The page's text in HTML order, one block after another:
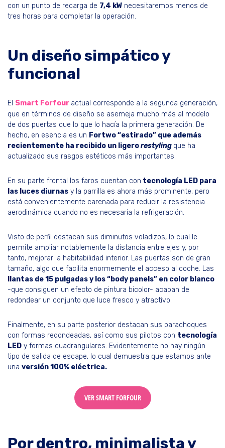
con un punto de recarga de 7,4 kW necesitaremos menos de
tres horas para completar la operación.
Un diseño simpático y
funcional
El Smart Forfour actual corresponde a la segunda generación,
que en términos de diseño se asemeja mucho más al modelo
de dos puertas que lo que lo hacía la primera generación. De
hecho, en esencia es un Fortwo “estirado” que además
recientemente ha recibido un ligerorestyling que ha
actualizado sus rasgos estéticos más importantes.
En su parte frontal los faros cuentan con tecnología LED para
las luces diurnas y la parrilla es ahora más prominente, pero
está convenientemente carenada para reducir la resistencia
aerodinámica cuando no es necesaria la refrigeración.
Visto de perfil destacan sus diminutos voladizos, lo cual le
permite ampliar notablemente la distancia entre ejes y, por
tanto, mejorar la habitabilidad interior. Las puertas son de gran
tamaño, algo que facilita enormemente el acceso al coche. Las
llantas de 15 pulgadas y los “body panels” en color blanco
-que consiguen un efecto de pintura bicolor- acaban de
redondear un conjunto que luce fresco y atractivo.
Finalmente, en su parte posterior destacan sus parachoques
con formas redondeadas, así como sus pilotos con tecnología
LED y formas cuadrangulares. Evidentemente no hay ningún
tipo de salida de escape, lo cual demuestra que estamos ante
una versión 100% eléctrica.
VER SMART FORFOUR
Por dentro, minimalista y